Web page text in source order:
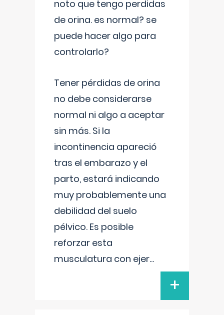
noto que tengo perdidas
de orina. es normal? se
puede hacer algo para
controlarlo?
Tener pérdidas de orina
no debe considerarse
normal ni algo a aceptar
sin más. Si la
incontinencia apareció
tras el embarazo y el
parto, estará indicando
muy probablemente una
debilidad del suelo
pélvico. Es posible
reforzar esta
musculatura con ejer...
+